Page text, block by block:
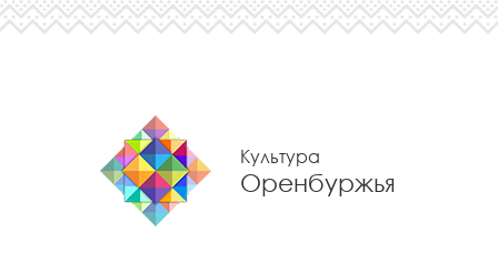
Культура
Оренбуржья